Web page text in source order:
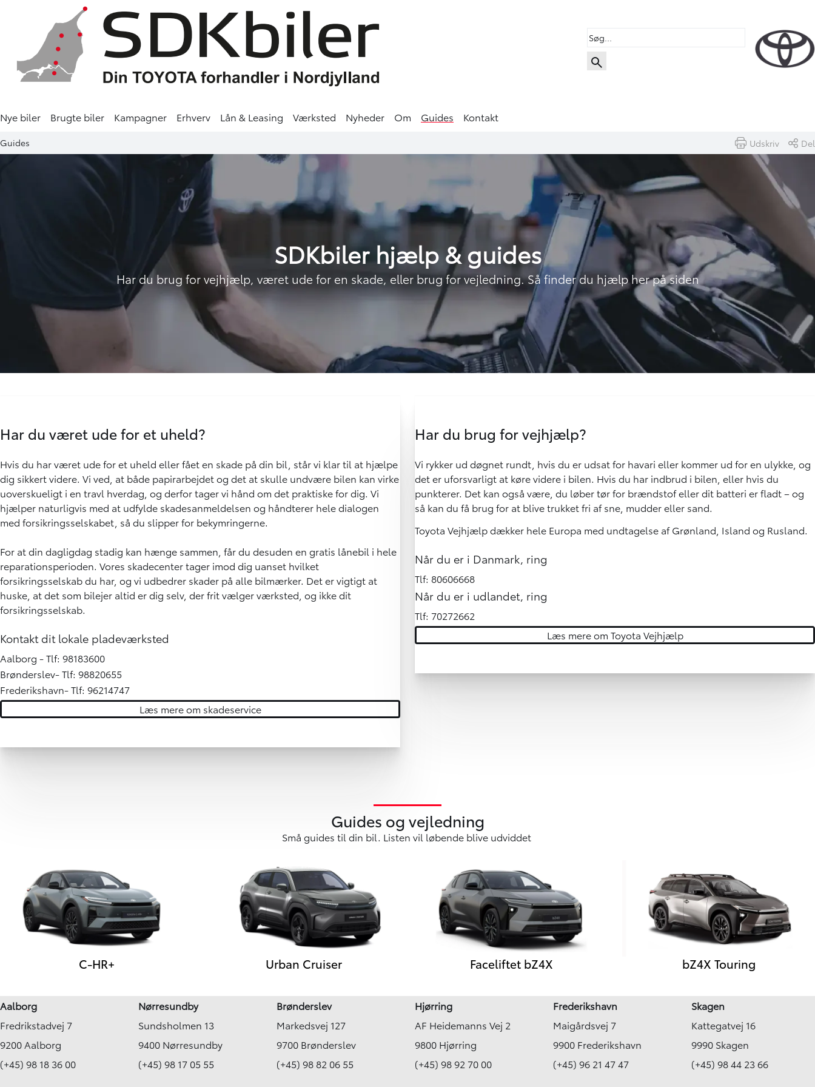
Nye biler Brugte biler Kampagner Erhverv Lån & Leasing Værksted Nyheder Om Guides Kontakt
Guides Udskriv Del
SDKbiler hjælp & guides
Har du brug for vejhjælp, været ude for en skade, eller brug for vejledning. Så finder du hjælp her på siden
Har du været ude for et uheld?
Hvis du har været ude for et uheld eller fået en skade på din bil, står vi klar til at hjælpe
dig sikkert videre. Vi ved, at både papirarbejdet og det at skulle undvære bilen kan virke
uoverskueligt i en travl hverdag, og derfor tager vi hånd om det praktiske for dig. Vi
hjælper naturligvis med at udfylde skadesanmeldelsen og håndterer hele dialogen
med forsikringsselskabet, så du slipper for bekymringerne.
For at din dagligdag stadig kan hænge sammen, får du desuden en gratis lånebil i hele
reparationsperioden. Vores skadecenter tager imod dig uanset hvilket
forsikringsselskab du har, og vi udbedrer skader på alle bilmærker. Det er vigtigt at
huske, at det som bilejer altid er dig selv, der frit vælger værksted, og ikke dit
forsikringsselskab.
Kontakt dit lokale pladeværksted
Aalborg - Tlf: 98183600
Brønderslev- Tlf: 98820655
Frederikshavn- Tlf: 96214747
Læs mere om skadeservice
Har du brug for vejhjælp?
Vi rykker ud døgnet rundt, hvis du er udsat for havari eller kommer ud for en ulykke, og
det er uforsvarligt at køre videre i bilen. Hvis du har indbrud i bilen, eller hvis du
punkterer. Det kan også være, du løber tør for brændstof eller dit batteri er fladt – og
så kan du få brug for at blive trukket fri af sne, mudder eller sand.
Toyota Vejhjælp dækker hele Europa med undtagelse af Grønland, Island og Rusland.
Når du er i Danmark, ring
Tlf: 80606668
Når du er i udlandet, ring
Tlf: 70272662
Læs mere om Toyota Vejhjælp
Guides og vejledning
Små guides til din bil. Listen vil løbende blive udviddet
C-HR+ Urban Cruiser Faceliftet bZ4X bZ4X Touring
Aalborg
Fredrikstadvej 7
9200 Aalborg
(+45) 98 18 36 00
Nørresundby
Sundsholmen 13
9400 Nørresundby
(+45) 98 17 05 55
Brønderslev
Markedsvej 127
9700 Brønderslev
(+45) 98 82 06 55
Hjørring
AF Heidemanns Vej 2
9800 Hjørring
(+45) 98 92 70 00
Frederikshavn
Maigårdsvej 7
9900 Frederikshavn
(+45) 96 21 47 47
Skagen
Kattegatvej 16
9990 Skagen
(+45) 98 44 23 66